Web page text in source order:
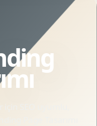
SEO uyumlu,
Page Tasarımı